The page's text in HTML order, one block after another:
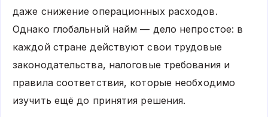
даже снижение операционных расходов.
Однако глобальный найм — дело непростое: в
каждой стране действуют свои трудовые
законодательства, налоговые требования и
правила соответствия, которые необходимо
изучить ещё до принятия решения.